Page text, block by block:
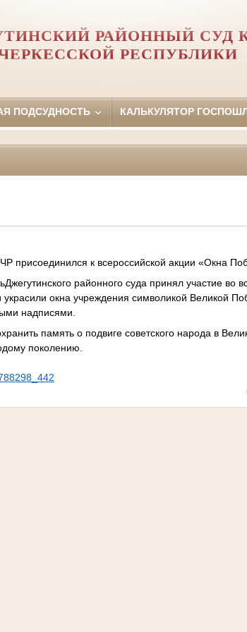
РАЙОННЫЙ СУД
РЕСПУБЛИКИ
ПОДСУДНОСТЬ КАЛЬКУЛЯТОР
присоединился к всероссийской акции «Окна
районного суда принял участие во
окна учреждения символикой Великой
надписями.
память о подвиге советского народа в
поколению.